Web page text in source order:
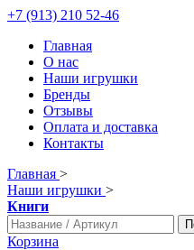
+7 (913) 210 52-46
Главная
О нас
Наши игрушки
Бренды
Отзывы
Оплата и доставка
Контакты
Главная >
Наши игрушки >
Книги
Корзина